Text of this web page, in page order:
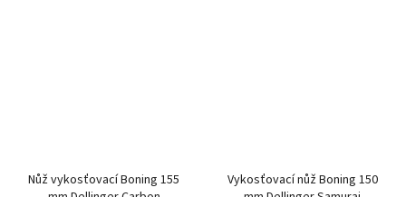
Nůž vykosťovací Boning 155
Vykosťovací nůž Boning 150